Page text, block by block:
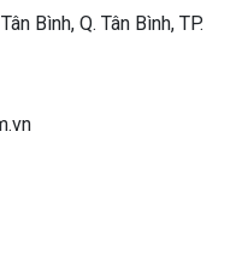
Bình, Q. Tân Bình, TP.